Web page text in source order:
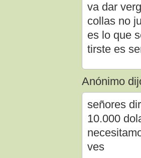
va dar
collas no
es lo que
tirste es
Anónimo
señores
10.000
ves